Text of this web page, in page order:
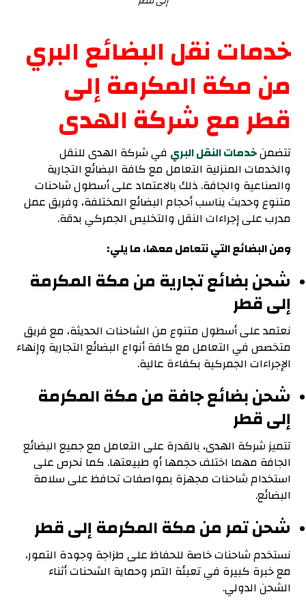
خدمات نقل البضائع البري
من مكة المكرمة إلى
قطر مع شركة الهدى
تتضمنخدمات النقل البري في شركة الهدى للنقل
والخدمات المنزلية التعامل مع كافة البضائع التجارية
والصناعية والجافة. ذلك بالاعتماد على أسطول شاحنات
متنوع وحديث يناسب أحجام البضائع المختلفة، وفريق عمل
مدرب على إجراءات النقل والتخليص الجمركي بدقة.
ومن البضائع التي نتعامل معها، ما يلي:
شحن بضائع تجارية من مكة المكرمة
إلى قطر
نعتمد على أسطول متنوع من الشاحنات الحديثة، مع فريق
متخصص في التعامل مع كافة أنواع البضائع التجارية وإنهاء
الإجراءات الجمركية بكفاءة عالية.
شحن بضائع جافة من مكة المكرمة
إلى قطر
تتميز شركة الهدى، بالقدرة على التعامل مع جميع البضائع
الجافة مهما اختلف حجمها أو طبيعتها. كما نحرص على
استخدام شاحنات مجهزة بمواصفات تحافظ على سلامة
البضائع.
شحن تمر من مكة المكرمة إلى قطر
نستخدم شاحنات خاصة للحفاظ على طزاجة وجودة التمور،
مع خبرة كبيرة في تعبئة التمر وحماية الشحنات أثناء
الشحن الدولي.